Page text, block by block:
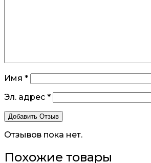
Имя *
Эл. адрес *
Отзывов пока нет.
Похожие товары